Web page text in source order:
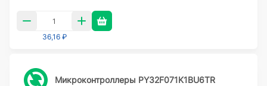
36,16 ₽
Микроконтроллеры PY32F071K1BU6TR